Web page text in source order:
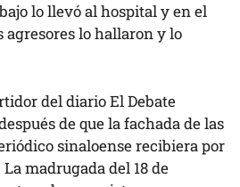
lo llevó al hospital y en el
agresores lo hallaron y lo
del diario El Debate
de que la fachada de las
sinaloense recibiera por
madrugada del 18 de